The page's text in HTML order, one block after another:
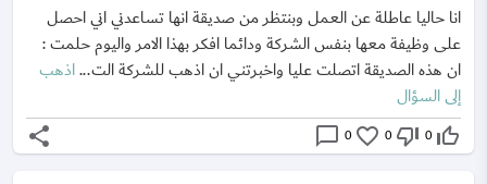
انا حاليا عاطلة عن العمل وبنتظر من صديقة انها تساعدني اني احصل
على وظيفة معها بنفس الشركة ودائما افكر بهذا الامر واليوم حلمت :
ان هذه الصديقة اتصلت عليا واخبرتني ان اذهب للشركة الت...اذهب
إلى السؤال
thumb_up_off_alt
0
thumb_down_off_alt
0
favorite_border
0
chat_bubble_outline
share